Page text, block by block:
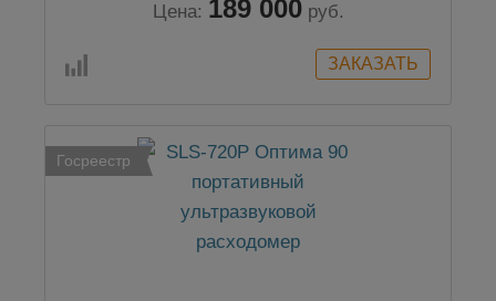
Цена: 189 000 руб.
Госреестр